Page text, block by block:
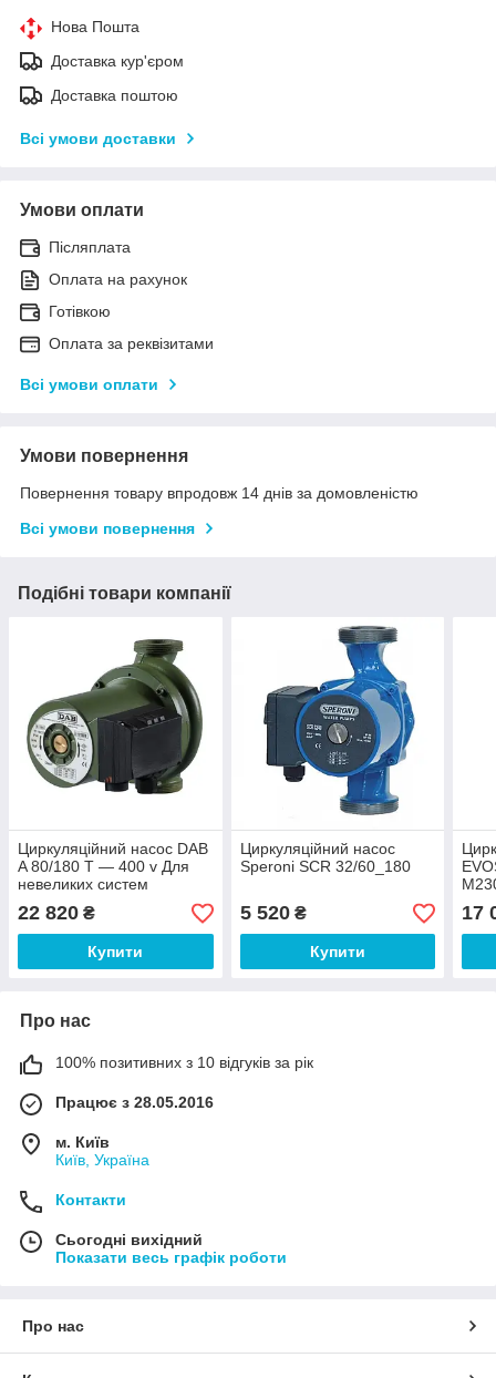
Нова Пошта
Доставка кур'єром
Доставка поштою
Всі умови доставки
Умови оплати
Післяплата
Оплата на рахунок
Готівкою
Оплата за реквізитами
Всі умови оплати
Умови повернення
Повернення товару впродовж 14 днів за домовленістю
Всі умови повернення
Подібні товари компанії
Циркуляційний насос DAB
A 80/180 T — 400 v Для
невеликих систем
опалення
22 820 ₴
Купити
Циркуляційний насос
Speroni SCR 32/60_180
5 520₴
Купити
17
Про нас
100% позитивних з 10 відгуків за рік
Працює з 28.05.2016
м. Київ
Київ, Україна
Контакти
Сьогодні вихідний
Показати весь графік роботи
Про нас